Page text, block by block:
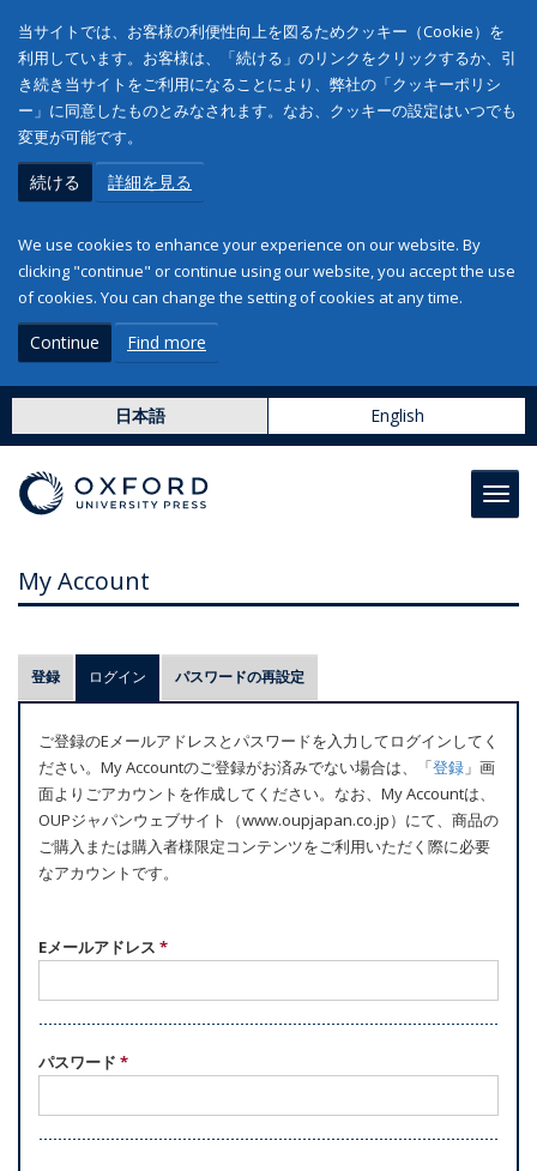
当サイトでは、お客様の利便性向上を図るためクッキー（Cookie）を
利用しています。お客様は、「続ける」のリンクをクリックするか、引
き続き当サイトをご利用になることにより、弊社の「クッキーポリシ
ー」に同意したものとみなされます。なお、クッキーの設定はいつでも
変更が可能です。
続ける 詳細を見る
We use cookies to enhance your experience on our website. By
clicking "continue" or continue using our website, you accept the use
of cookies. You can change the setting of cookies at any time.
Continue Find more
日本語 English
My Account
プ
ラ
マ
リ
ー
タ
ブ
登録 ログイン (アクティブなタブ)
パスワードの再設定
ご登録のEメールアドレスとパスワードを入力してログインしてく
ださい。My Accountのご登録がお済みでない場合は、「登録 」画
面よりごアカウントを作成してください。なお、My Accountは、
OUPジャパンウェブサイト（www.oupjapan.co.jp）にて、商品の
ご購入または購入者様限定コンテンツをご利用いただく際に必要
なアカウントです。
Eメールアドレス *
パスワード *